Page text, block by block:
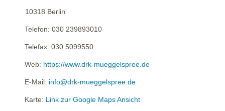
10318 Berlin
Telefon: 030 239893010
Telefax: 030 5099550
Web: https://www.drk-mueggelspree.de
E-Mail: info@drk-mueggelspree.de
Karte: Link zur Google Maps Ansicht